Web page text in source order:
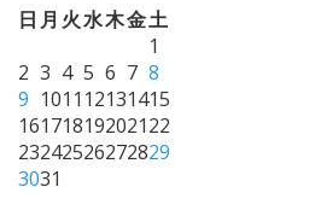
日 月 火水木金土
1
2 3 4 5 6 7 8
9 1011 12131415
16171819202122
23242526272829
3031